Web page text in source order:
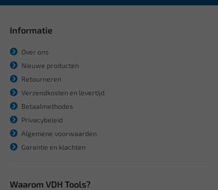
Informatie
Over ons
Nieuwe producten
Retourneren
Verzendkosten en levertijd
Betaalmethodes
Privacybeleid
Algemene voorwaarden
Garantie en klachten
Waarom VDH Tools?